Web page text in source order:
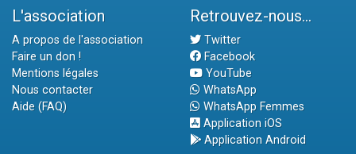
L'association
A propos de l'association
Faire un don !
Mentions légales
Nous contacter
Aide (FAQ)
Retrouvez-nous...
Twitter
Facebook
YouTube
WhatsApp
WhatsApp Femmes
Application iOS
Application Android